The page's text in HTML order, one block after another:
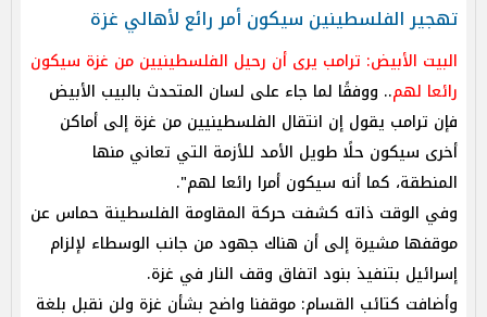
تهجير الفلسطينين سيكون أمر رائع لأهالي غزة
البيت الأبيض: ترامب يرى أن رحيل الفلسطينيين من غزة سيكون
رائعا لهم.. ووفقًا لما جاء على لسان المتحدث بالبيب الأبيض
فإن ترامب يقول إن انتقال الفلسطينيين من غزة إلى أماكن
أخرى سيكون حلًا طويل الأمد للأزمة التي تعاني منها
المنطقة، كما أنه سيكون أمرا رائعا لهم".
وفي الوقت ذاته كشفت حركة المقاومة الفلسطينة حماس عن
موقفها مشيرة إلى أن هناك جهود من جانب الوسطاء لإلزام
إسرائيل بتنفيذ بنود اتفاق وقف النار في غزة.
وأضافت كتائب القسام: موقفنا واضح بشأن غزة ولن نقبل بلغة